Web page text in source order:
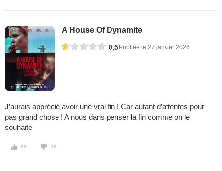
A House Of Dynamite
0,5 Publiée le 27 janvier 2026
J’aurais apprécié avoir une vrai fin ! Car autant d’attentes pour
pas grand chose ! A nous dans penser la fin comme on le
souhaite
22 12